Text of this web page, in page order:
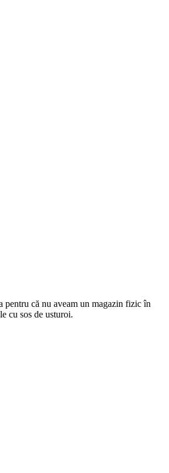
pentru că nu aveam un magazin fizic în
cu sos de usturoi.